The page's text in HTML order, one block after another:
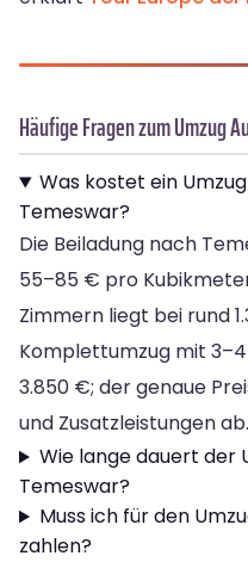
Häufige Fragen zum Umzug
Was kostet ein
Temeswar?
Die Beiladung nach
55–85 € pro
Zimmern liegt bei rund
Komplettumzug mit
3.850 €; der genaue
und Zusatzleistungen ab.
Wie lange dauert der
Temeswar?
Muss ich für den
zahlen?